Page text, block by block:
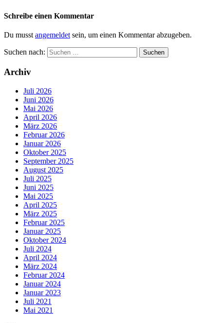
Schreibe einen Kommentar
Du musst angemeldet sein, um einen Kommentar abzugeben.
Suchen nach:
Archiv
Juli 2026
Juni 2026
Mai 2026
April 2026
März 2026
Februar 2026
Januar 2026
Oktober 2025
September 2025
August 2025
Juli 2025
Juni 2025
Mai 2025
April 2025
März 2025
Februar 2025
Januar 2025
Oktober 2024
Juli 2024
April 2024
März 2024
Februar 2024
Januar 2024
Januar 2023
Juli 2021
Mai 2021